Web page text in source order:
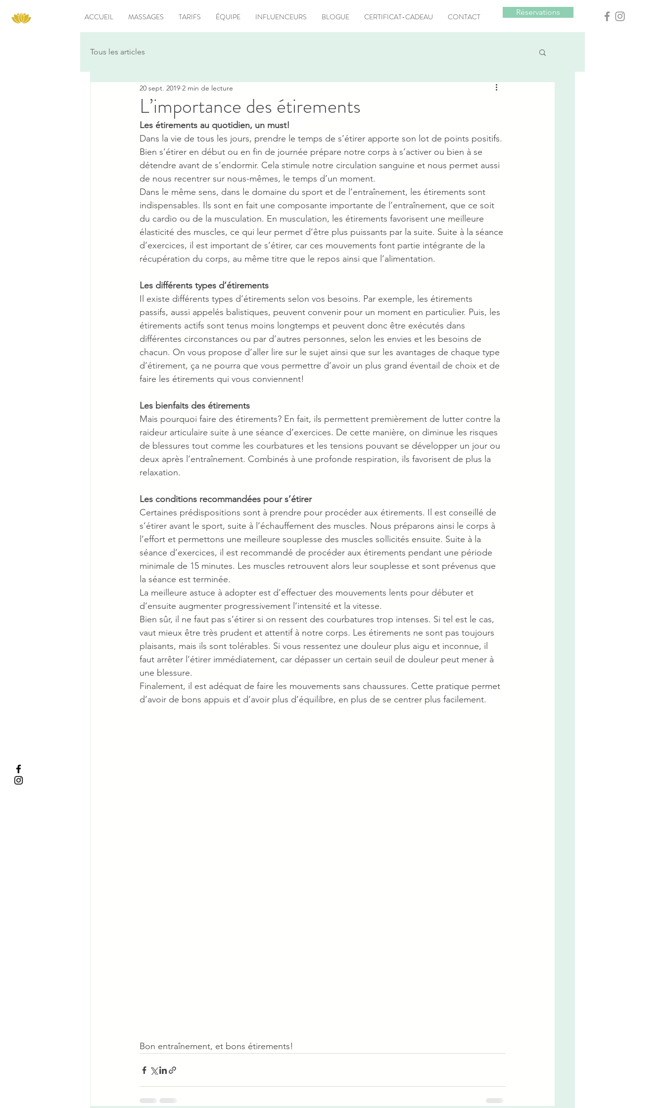
ACCUEIL MASSAGES TARIFS ÉQUIPE INFLUENCEURS BLOGUE CERTIFICAT-CADEAU CONTACT Réservations
Tous les articles
L’importance des étirements
20 sept. 2019 2 min de lecture
Les étirements au quotidien, un must!
Dans la vie de tous les jours, prendre le temps de s’étirer apporte son lot de points positifs.
Bien s’étirer en début ou en fin de journée prépare notre corps à s’activer ou bien à se
détendre avant de s’endormir. Cela stimule notre circulation sanguine et nous permet aussi
de nous recentrer sur nous-mêmes, le temps d’un moment.
Dans le même sens, dans le domaine du sport et de l’entraînement, les étirements sont
indispensables. Ils sont en fait une composante importante de l’entraînement, que ce soit
du cardio ou de la musculation. En musculation, les étirements favorisent une meilleure
élasticité des muscles, ce qui leur permet d’être plus puissants par la suite. Suite à la séance
d’exercices, il est important de s’étirer, car ces mouvements font partie intégrante de la
récupération du corps, au même titre que le repos ainsi que l’alimentation.
Les différents types d’étirements
Il existe différents types d’étirements selon vos besoins. Par exemple, les étirements
passifs, aussi appelés balistiques, peuvent convenir pour un moment en particulier. Puis, les
étirements actifs sont tenus moins longtemps et peuvent donc être exécutés dans
différentes circonstances ou par d’autres personnes, selon les envies et les besoins de
chacun. On vous propose d’aller lire sur le sujet ainsi que sur les avantages de chaque type
d’étirement, ça ne pourra que vous permettre d’avoir un plus grand éventail de choix et de
faire les étirements qui vous conviennent!
Les bienfaits des étirements
Mais pourquoi faire des étirements? En fait, ils permettent premièrement de lutter contre la
raideur articulaire suite à une séance d’exercices. De cette manière, on diminue les risques
de blessures tout comme les courbatures et les tensions pouvant se développer un jour ou
deux après l’entraînement. Combinés à une profonde respiration, ils favorisent de plus la
relaxation.
Les conditions recommandées pour s’étirer
Certaines prédispositions sont à prendre pour procéder aux étirements. Il est conseillé de
s’étirer avant le sport, suite à l’échauffement des muscles. Nous préparons ainsi le corps à
l’effort et permettons une meilleure souplesse des muscles sollicités ensuite. Suite à la
séance d’exercices, il est recommandé de procéder aux étirements pendant une période
minimale de 15 minutes. Les muscles retrouvent alors leur souplesse et sont prévenus que
la séance est terminée.
La meilleure astuce à adopter est d’effectuer des mouvements lents pour débuter et
d’ensuite augmenter progressivement l’intensité et la vitesse.
Bien sûr, il ne faut pas s’étirer si on ressent des courbatures trop intenses. Si tel est le cas,
vaut mieux être très prudent et attentif à notre corps. Les étirements ne sont pas toujours
plaisants, mais ils sont tolérables. Si vous ressentez une douleur plus aigu et inconnue, il
faut arrêter l’étirer immédiatement, car dépasser un certain seuil de douleur peut mener à
une blessure.
Finalement, il est adéquat de faire les mouvements sans chaussures. Cette pratique permet
d’avoir de bons appuis et d’avoir plus d’équilibre, en plus de se centrer plus facilement.
Bon entraînement, et bons étirements!